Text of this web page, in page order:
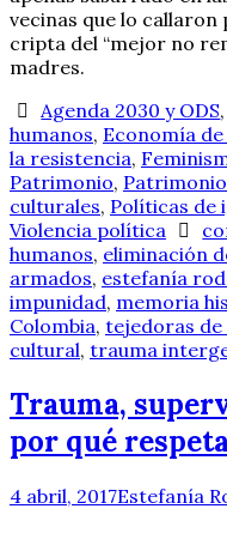
vecinas que lo
cripta del “mejor no
madres.
Agenda 2030 y ODS,
humanos, Economía
la resistencia,
Patrimonio,
culturales, Políticas de
Violencia política
humanos, eliminación
armados, estefanía
impunidad, memoria
Colombia, tejedoras
cultural, trauma
Trauma,
por qué
4 abril, 2017Estefanía